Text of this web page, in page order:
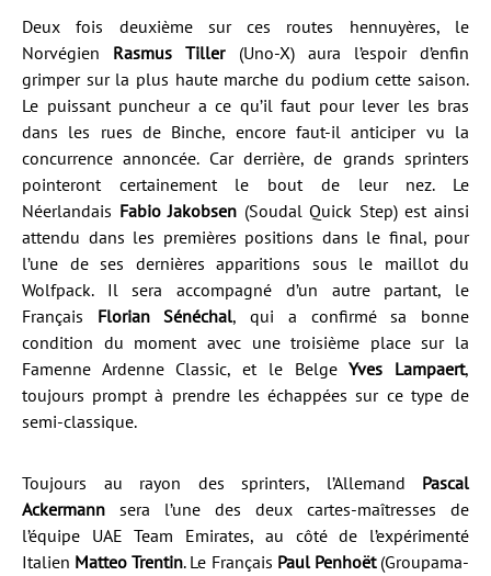
Deux fois deuxième sur ces routes hennuyères, le
Norvégien Rasmus Tiller(Uno-X) aura l’espoir d’enfin
grimper sur la plus haute marche du podium cette saison.
Le puissant puncheur a ce qu’il faut pour lever les bras
dans les rues de Binche, encore faut-il anticiper vu la
concurrence annoncée. Car derrière, de grands sprinters
pointeront certainement le bout de leur nez. Le
Néerlandais Fabio Jakobsen (Soudal Quick Step) est ainsi
attendu dans les premières positions dans le final, pour
l’une de ses dernières apparitions sous le maillot du
Wolfpack. Il sera accompagné d’un autre partant, le
Français Florian Sénéchal, qui a confirmé sa bonne
condition du moment avec une troisième place sur la
Famenne Ardenne Classic, et le BelgeYves Lampaert,
toujours prompt à prendre les échappées sur ce type de
semi-classique.
Toujours au rayon des sprinters, l’Allemand Pascal
Ackermann sera l’une des deux cartes-maîtresses de
l’équipe UAE Team Emirates, au côté de l’expérimenté
Italien Matteo Trentin. Le Français Paul Penhoët (Groupama-